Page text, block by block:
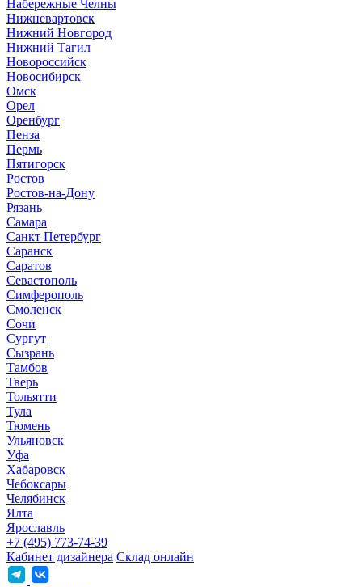
Набережные Челны
Нижневартовск
Нижний Новгород
Нижний Тагил
Новороссийск
Новосибирск
Омск
Орел
Оренбург
Пенза
Пермь
Пятигорск
Ростов
Ростов-на-Дону
Рязань
Самара
Санкт Петербург
Саранск
Саратов
Севастополь
Симферополь
Смоленск
Сочи
Сургут
Сызрань
Тамбов
Тверь
Тольятти
Тула
Тюмень
Ульяновск
Уфа
Хабаровск
Чебоксары
Челябинск
Ялта
Ярославль
+7 (495) 773-74-39
Кабинет дизайнера Склад онлайн